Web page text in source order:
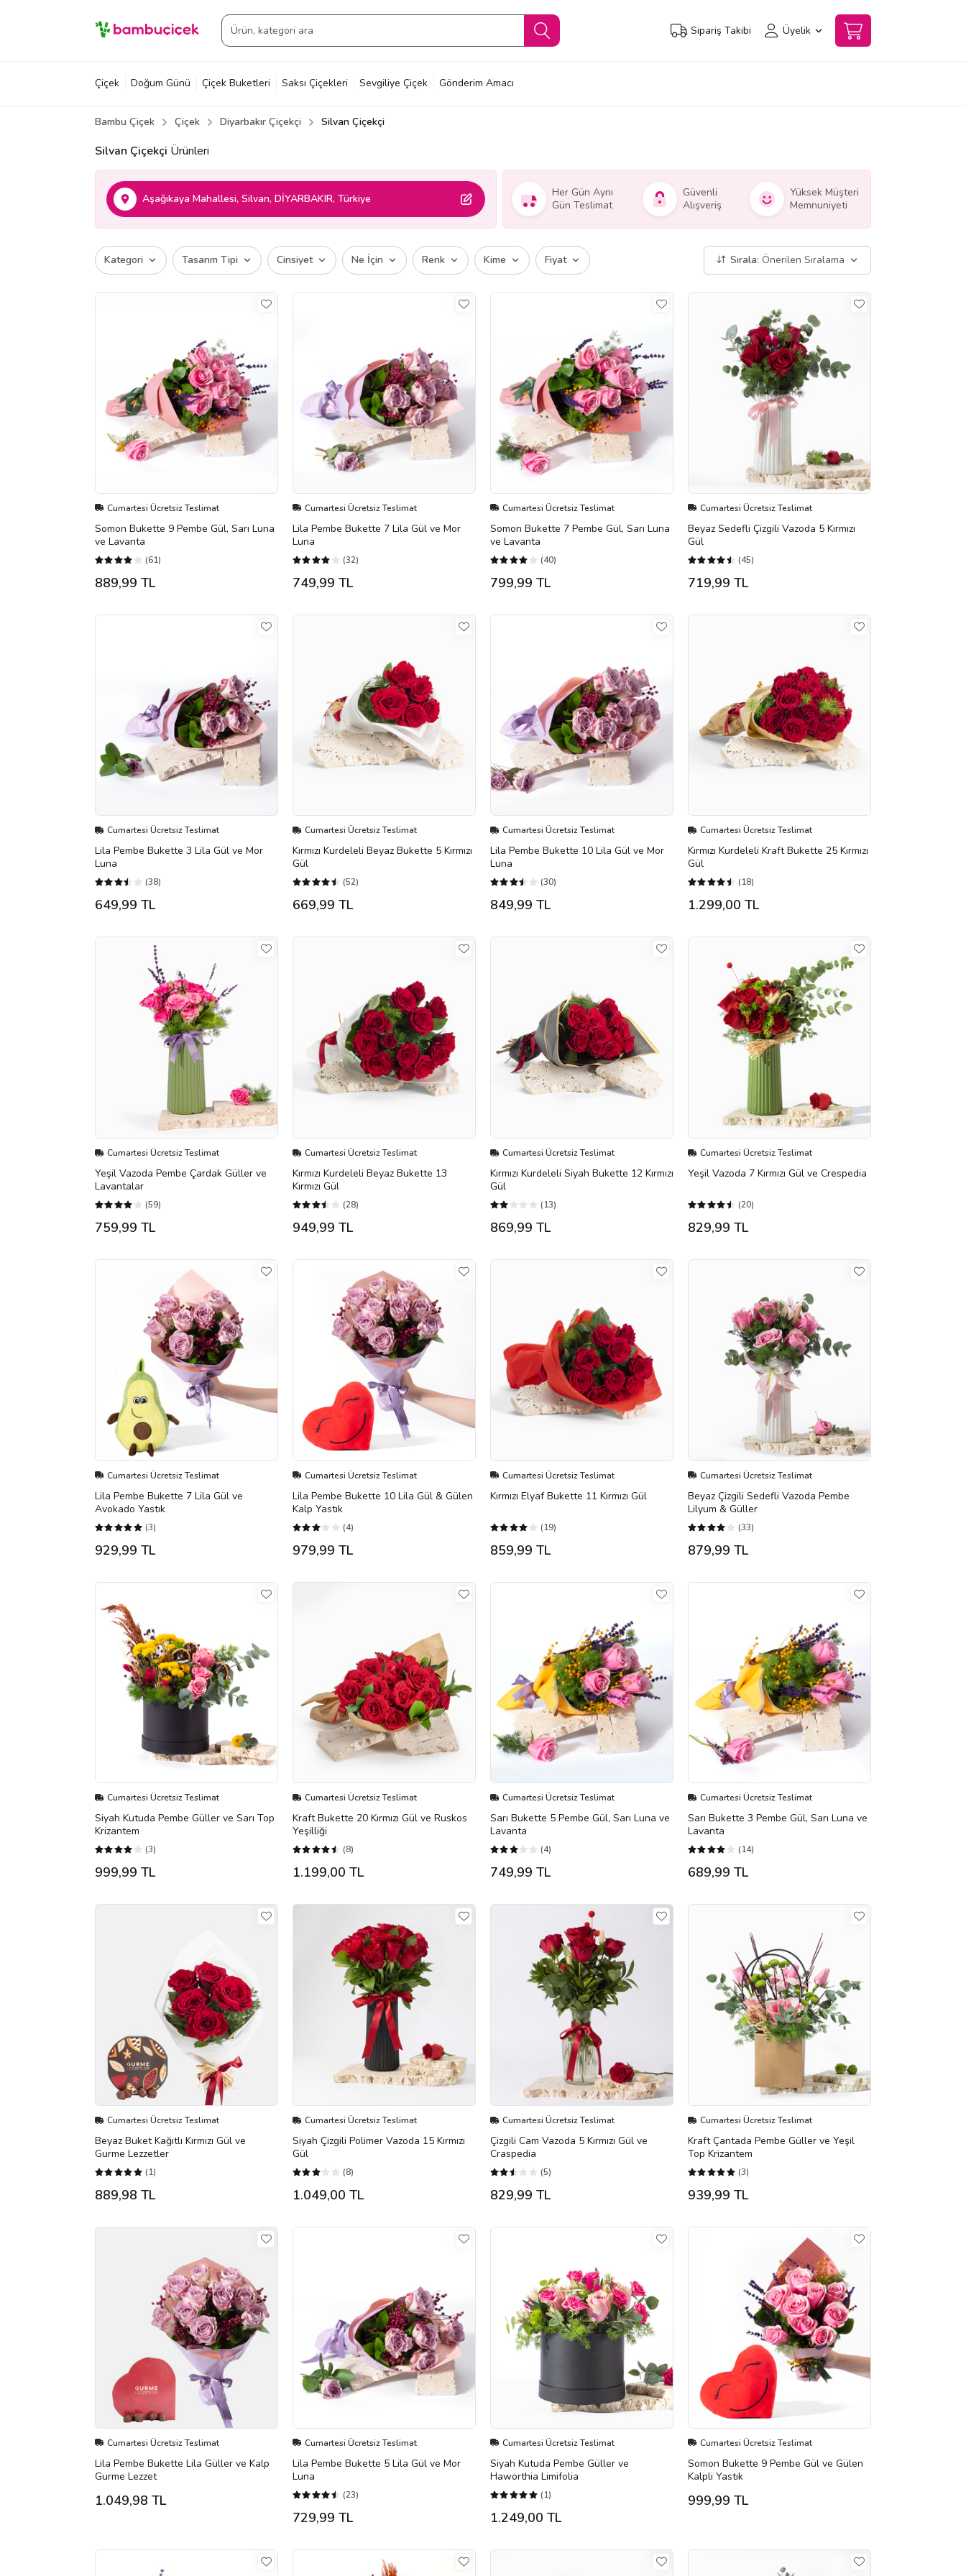
Sipariş Takibi Üyelik
Çiçek Doğum Günü Çiçek Buketleri Saksı Çiçekleri Sevgiliye Çiçek Gönderim Amacı
Bambu Çiçek Çiçek Diyarbakır Çiçekçi Silvan Çiçekçi
Silvan Çiçekçi Ürünleri
Aşağıkaya Mahallesi, Silvan, DİYARBAKIR, Türkiye
Her Gün Aynı
Gün Teslimat
Güvenli
Alışveriş
Yüksek Müşteri
Memnuniyeti
Kategori Tasarım Tipi Cinsiyet Ne İçin Renk Kime Fiyat Sırala: Önerilen Sıralama
Cumartesi Ücretsiz Teslimat
Somon Bukette 9 Pembe Gül, Sarı Luna
ve Lavanta
(61)
889,99 TL
Cumartesi Ücretsiz Teslimat
Lila Pembe Bukette 7 Lila Gül ve Mor
Luna
(32)
749,99 TL
Cumartesi Ücretsiz Teslimat
Somon Bukette 7 Pembe Gül, Sarı Luna
ve Lavanta
(40)
799,99 TL
Cumartesi Ücretsiz Teslimat
Beyaz Sedefli Çizgili Vazoda 5 Kırmızı
Gül
(45)
719,99 TL
Cumartesi Ücretsiz Teslimat
Lila Pembe Bukette 3 Lila Gül ve Mor
Luna
(38)
649,99 TL
Cumartesi Ücretsiz Teslimat
Kırmızı Kurdeleli Beyaz Bukette 5 Kırmızı
Gül
(52)
669,99 TL
Cumartesi Ücretsiz Teslimat
Lila Pembe Bukette 10 Lila Gül ve Mor
Luna
(30)
849,99 TL
Cumartesi Ücretsiz Teslimat
Kırmızı Kurdeleli Kraft Bukette 25 Kırmızı
Gül
(18)
1.299,00 TL
Cumartesi Ücretsiz Teslimat
Yeşil Vazoda Pembe Çardak Güller ve
Lavantalar
(59)
759,99 TL
Cumartesi Ücretsiz Teslimat
Kırmızı Kurdeleli Beyaz Bukette 13
Kırmızı Gül
(28)
949,99 TL
Cumartesi Ücretsiz Teslimat
Kırmızı Kurdeleli Siyah Bukette 12 Kırmızı
Gül
(13)
869,99 TL
Cumartesi Ücretsiz Teslimat
Yeşil Vazoda 7 Kırmızı Gül ve Crespedia
(20)
829,99 TL
Cumartesi Ücretsiz Teslimat
Lila Pembe Bukette 7 Lila Gül ve
Avokado Yastık
(3)
929,99 TL
Cumartesi Ücretsiz Teslimat
Lila Pembe Bukette 10 Lila Gül & Gülen
Kalp Yastık
(4)
979,99 TL
Cumartesi Ücretsiz Teslimat
Kırmızı Elyaf Bukette 11 Kırmızı Gül
(19)
859,99 TL
Cumartesi Ücretsiz Teslimat
Beyaz Çizgili Sedefli Vazoda Pembe
Lilyum & Güller
(33)
879,99 TL
Cumartesi Ücretsiz Teslimat
Siyah Kutuda Pembe Güller ve Sarı Top
Krizantem
(3)
999,99 TL
Cumartesi Ücretsiz Teslimat
Kraft Bukette 20 Kırmızı Gül ve Ruskos
Yeşilliği
(8)
1.199,00 TL
Cumartesi Ücretsiz Teslimat
Sarı Bukette 5 Pembe Gül, Sarı Luna ve
Lavanta
(4)
749,99 TL
Cumartesi Ücretsiz Teslimat
Sarı Bukette 3 Pembe Gül, Sarı Luna ve
Lavanta
(14)
689,99 TL
Cumartesi Ücretsiz Teslimat
Beyaz Buket Kağıtlı Kırmızı Gül ve
Gurme Lezzetler
(1)
889,98 TL
Cumartesi Ücretsiz Teslimat
Siyah Çizgili Polimer Vazoda 15 Kırmızı
Gül
(8)
1.049,00 TL
Cumartesi Ücretsiz Teslimat
Çizgili Cam Vazoda 5 Kırmızı Gül ve
Craspedia
(5)
829,99 TL
Cumartesi Ücretsiz Teslimat
Kraft Çantada Pembe Güller ve Yeşil
Top Krizantem
(3)
939,99 TL
Cumartesi Ücretsiz Teslimat
Lila Pembe Bukette Lila Güller ve Kalp
Gurme Lezzet
1.049,98 TL
Cumartesi Ücretsiz Teslimat
Lila Pembe Bukette 5 Lila Gül ve Mor
Luna
(23)
729,99 TL
Cumartesi Ücretsiz Teslimat
Siyah Kutuda Pembe Güller ve
Haworthia Limifolia
(1)
1.249,00 TL
Cumartesi Ücretsiz Teslimat
Somon Bukette 9 Pembe Gül ve Gülen
Kalpli Yastık
999,99 TL